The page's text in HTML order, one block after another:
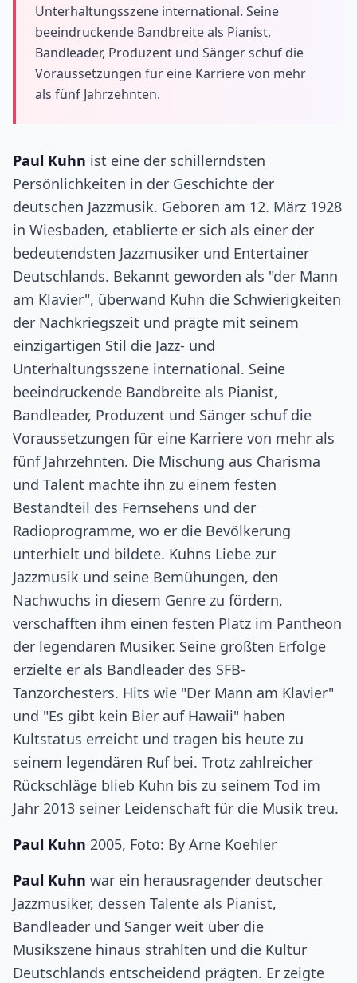
Unterhaltungsszene international. Seine
beeindruckende Bandbreite als Pianist,
Bandleader, Produzent und Sänger schuf die
Voraussetzungen für eine Karriere von mehr
als fünf Jahrzehnten.
Paul Kuhn ist eine der schillerndsten
Persönlichkeiten in der Geschichte der
deutschen Jazzmusik. Geboren am 12. März 1928
in Wiesbaden, etablierte er sich als einer der
bedeutendsten Jazzmusiker und Entertainer
Deutschlands. Bekannt geworden als "der Mann
am Klavier", überwand Kuhn die Schwierigkeiten
der Nachkriegszeit und prägte mit seinem
einzigartigen Stil die Jazz- und
Unterhaltungsszene international. Seine
beeindruckende Bandbreite als Pianist,
Bandleader, Produzent und Sänger schuf die
Voraussetzungen für eine Karriere von mehr als
fünf Jahrzehnten. Die Mischung aus Charisma
und Talent machte ihn zu einem festen
Bestandteil des Fernsehens und der
Radioprogramme, wo er die Bevölkerung
unterhielt und bildete. Kuhns Liebe zur
Jazzmusik und seine Bemühungen, den
Nachwuchs in diesem Genre zu fördern,
verschafften ihm einen festen Platz im Pantheon
der legendären Musiker. Seine größten Erfolge
erzielte er als Bandleader des SFB-
Tanzorchesters. Hits wie "Der Mann am Klavier"
und "Es gibt kein Bier auf Hawaii" haben
Kultstatus erreicht und tragen bis heute zu
seinem legendären Ruf bei. Trotz zahlreicher
Rückschläge blieb Kuhn bis zu seinem Tod im
Jahr 2013 seiner Leidenschaft für die Musik treu.
Paul Kuhn 2005, Foto: By Arne Koehler
Paul Kuhn war ein herausragender deutscher
Jazzmusiker, dessen Talente als Pianist,
Bandleader und Sänger weit über die
Musikszene hinaus strahlten und die Kultur
Deutschlands entscheidend prägten. Er zeigte